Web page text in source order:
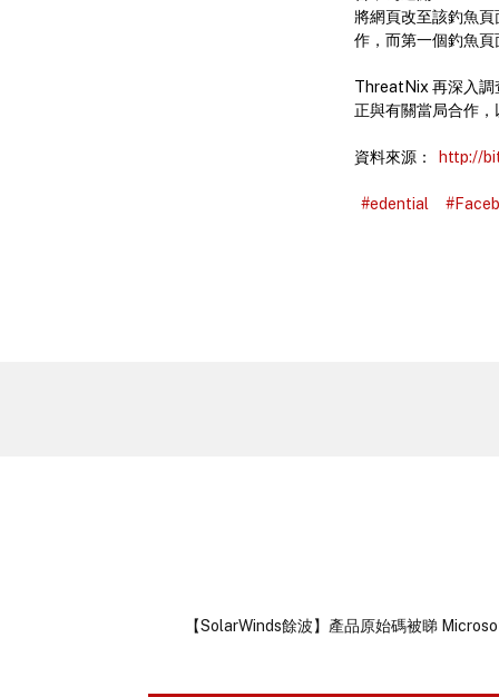
將網頁改至該釣魚
作，而第一個釣魚頁
ThreatNix 再深入調
正與有關當局合作，
資料來源： http://
#edential
【SolarWinds餘波】產品原始碼被睇